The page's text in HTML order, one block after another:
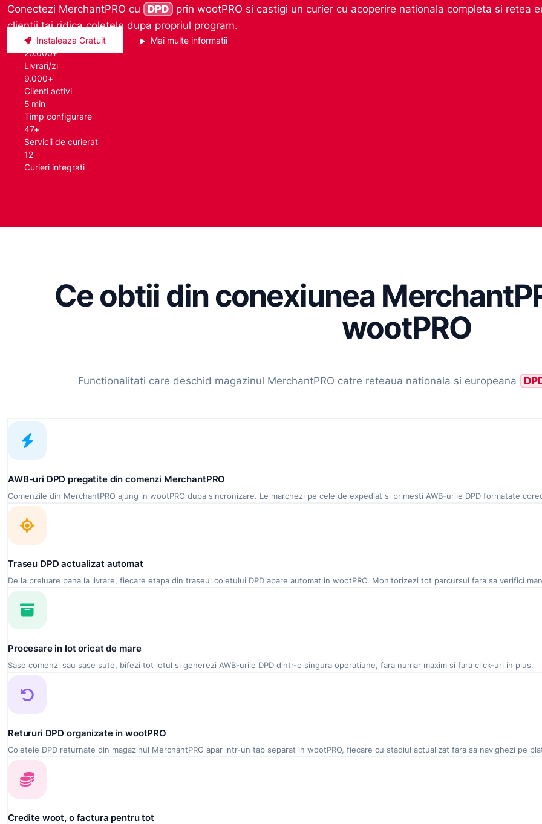
Conectezi MerchantPRO cu DPD prin wootPRO si castigi un curier cu acoperire nationala completa si retea
clientii tai ridica coletele dupa propriul program.
Instaleaza Gratuit
Mai multe informatii
20.000+
Livrari/zi
9.000+
Clienti activi
5 min
Timp configurare
47+
Servicii de curierat
12
Curieri integrati
Ce obtii din conexiunea
wootPRO
Functionalitati care deschid magazinul MerchantPRO catre reteaua nationala si europeana
AWB-uri DPD pregatite din comenzi MerchantPRO
Comenzile din MerchantPRO ajung in wootPRO dupa sincronizare. Le marchezi pe cele de expediat si primesti AWB-urile DPD formatate
Traseu DPD actualizat automat
De la preluare pana la livrare, fiecare etapa din traseul coletului DPD apare automat in wootPRO. Monitorizezi tot parcursul fara sa verifici
Procesare in lot oricat de mare
Sase comenzi sau sase sute, bifezi tot lotul si generezi AWB-urile DPD dintr-o singura operatiune, fara numar maxim si fara click-uri in plus.
Retururi DPD organizate in wootPRO
Coletele DPD returnate din magazinul MerchantPRO apar intr-un tab separat in wootPRO, fiecare cu stadiul actualizat fara sa navighezi pe
Credite woot, o factura pentru tot